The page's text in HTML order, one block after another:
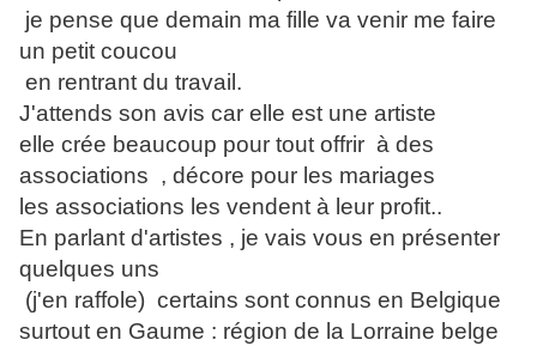
je pense que demain ma fille va venir me faire
un petit coucou
en rentrant du travail.
J'attends son avis car elle est une artiste
elle crée beaucoup pour tout offrir à des
associations , décore pour les mariages
les associations les vendent à leur profit..
En parlant d'artistes , je vais vous en présenter
quelques uns
(j'en raffole) certains sont connus en Belgique
surtout en Gaume : région de la Lorraine belge